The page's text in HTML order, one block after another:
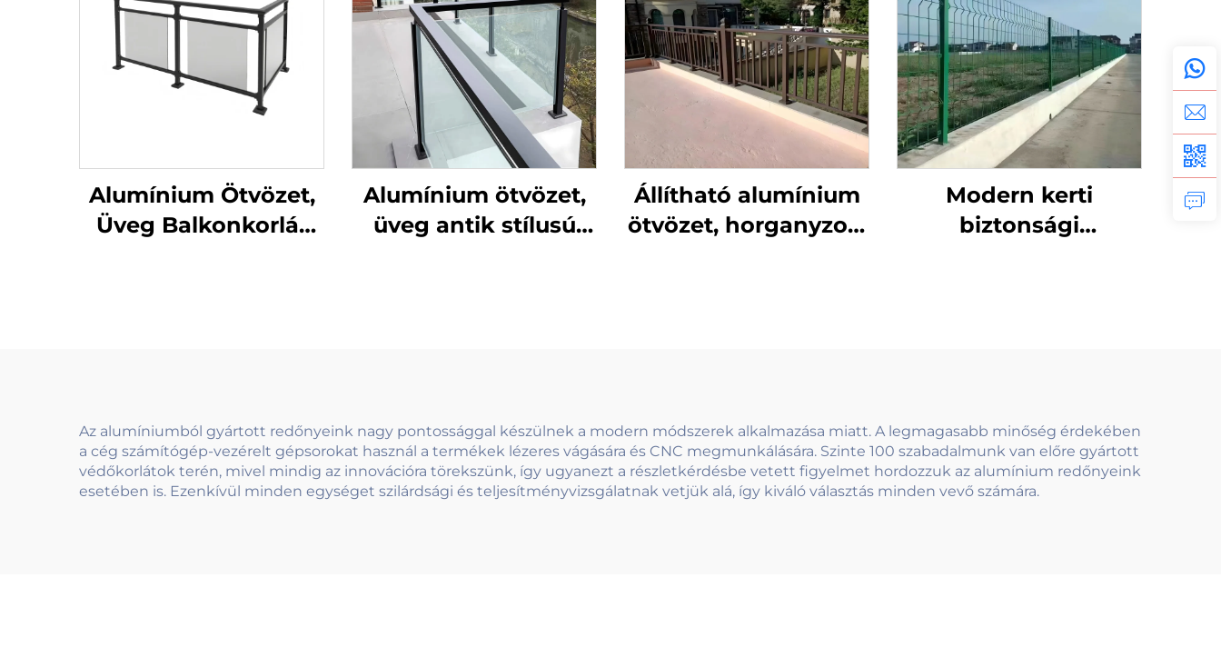
Alumínium Ötvözet,
Üveg Balkonkorlát
Alumínium ötvözet,
üveg antik stílusú
Állítható alumínium
ötvözet, horganyzott
Modern kerti
biztonsági
szénacél vázzal
Az alumíniumból gyártott redőnyeink nagy pontossággal készülnek a modern módszerek alkalmazása miatt. A legmagasabb minőség érdekében
a cég számítógép-vezérelt gépsorokat használ a termékek lézeres vágására és CNC megmunkálására. Szinte 100 szabadalmunk van előre gyártott
védőkorlátok terén, mivel mindig az innovációra törekszünk, így ugyanezt a részletkérdésbe vetett figyelmet hordozzuk az alumínium redőnyeink
esetében is. Ezenkívül minden egységet szilárdsági és teljesítményvizsgálatnak vetjük alá, így kiváló választás minden vevő számára.